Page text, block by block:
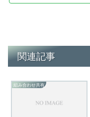
関連記事
組み合わせ共有